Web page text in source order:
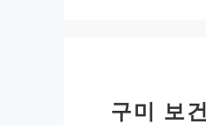
구미 보